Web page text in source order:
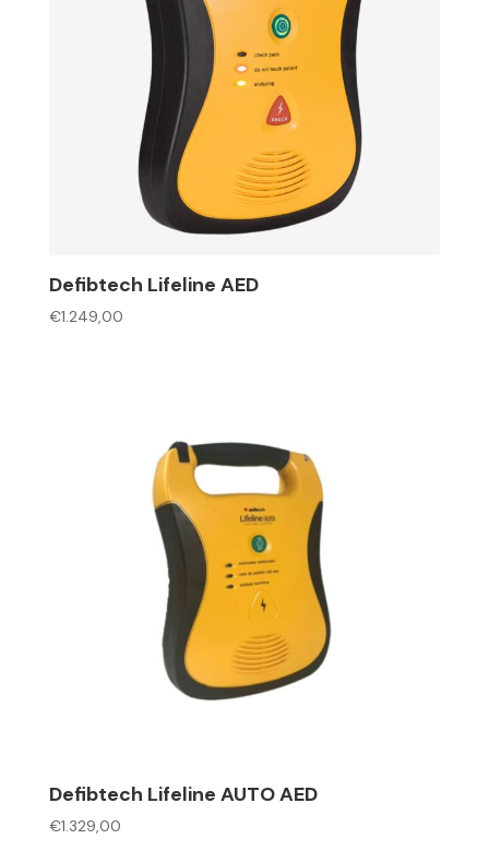
Defibtech Lifeline AED
€1.249,00
Defibtech Lifeline AUTO AED
€1.329,00